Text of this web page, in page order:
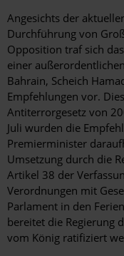
Angesichts der
Durchführung von
Opposition traf sich
einer
Bahrain, Scheich
Empfehlungen vor.
Antiterrorgesetz von
Juli wurden die
Premierminister
Umsetzung durch die
Artikel 38 der
Verordnungen mit
Parlament in den
bereitet die Regierung
vom König ratifiziert